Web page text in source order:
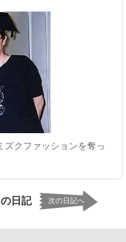
ズクファッションを奪っ
の日記 次の日記へ